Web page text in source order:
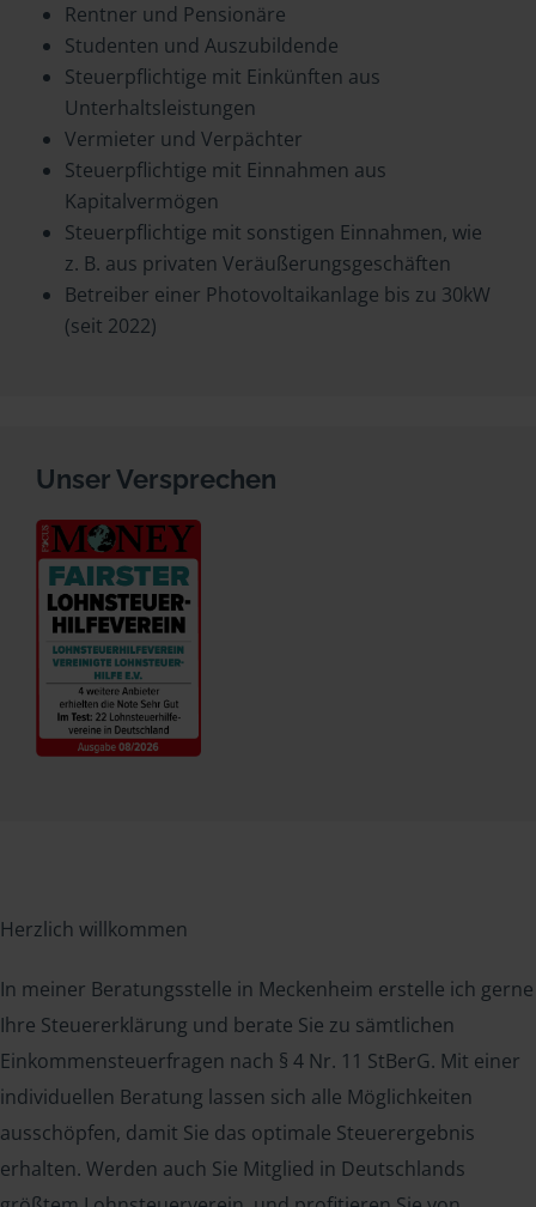
Rentner und Pensionäre
Studenten und Auszubildende
Steuerpflichtige mit Einkünften aus
Unterhaltsleistungen
Vermieter und Verpächter
Steuerpflichtige mit Einnahmen aus
Kapitalvermögen
Steuerpflichtige mit sonstigen Einnahmen, wie
z. B. aus privaten Veräußerungsgeschäften
Betreiber einer Photovoltaikanlage bis zu 30kW
(seit 2022)
Unser Versprechen
Herzlich willkommen
In meiner Beratungsstelle in Meckenheim erstelle ich gerne
Ihre Steuererklärung und berate Sie zu sämtlichen
Einkommensteuerfragen nach § 4 Nr. 11 StBerG. Mit einer
individuellen Beratung lassen sich alle Möglichkeiten
ausschöpfen, damit Sie das optimale Steuerergebnis
erhalten. Werden auch Sie Mitglied in Deutschlands